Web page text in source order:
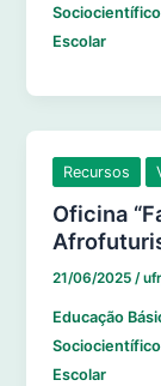
Escolar
Recursos
Oficina
21/06/2025 /
Educação
Escolar